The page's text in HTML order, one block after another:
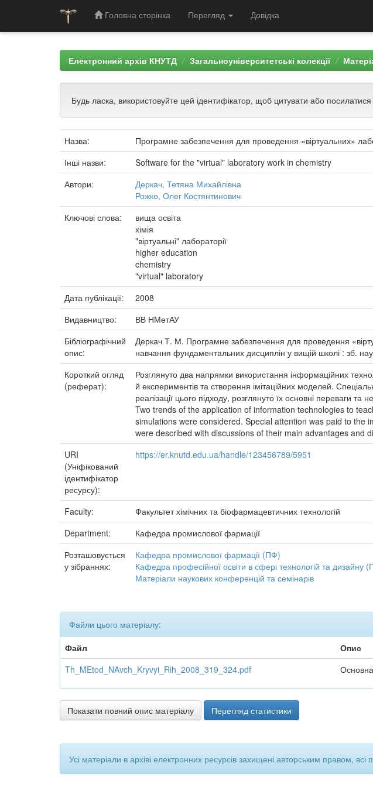
Головна сторінка Перегляд Довідка
Електронний архів КНУТД Загальноуніверситетські колекції
Будь ласка, використовуйте цей ідентифікатор, щоб цитувати або
Назва:
Програмне забезпечення для проведення «віртуальних»
Інші назви:
Software for the "virtual" laboratory work in chemistry
Автори:
Деркач, Тетяна Михайлівна
Рожко, Олег Костянтинович
Ключові слова:
вища освіта
хімія
"віртуальні" лабораторії
higher education
chemistry
"virtual" laboratory
Дата публікації:
2008
Видавництво:
ВВ НМетАУ
Бібліографічний
опис:
Деркач Т. М. Програмне забезпечення для проведення
навчання фундаментальних дисциплін у вищій школі : зб.
Короткий огляд
(реферат):
Розглянуто два напрямки використання інформаційних
й експериментів та створення імітаційних моделей.
реалізації цього підходу, розглянуто їх основні переваги
Two trends of the application of information technologies to
simulations were considered. Special attention was paid to the
were described with discussions of their main advantages and
URI
(Уніфікований
ідентифікатор
ресурсу):
https://er.knutd.edu.ua/handle/123456789/5951
Faculty:
Факультет хімічних та біофармацевтичних технологій
Department:
Кафедра промислової фармації
Розташовується
у зібраннях:
Кафедра промислової фармації (ПФ)
Кафедра професійної освіти в сфері технологій та дизайну
Матеріали наукових конференцій та семінарів
Файли цього матеріалу:
Файл
Опис
Th_MEtod_NAvch_Kryvyi_Rih_2008_319_324.pdf
Показати повний опис матеріалу Перегляд статистики
Усі матеріали в архіві електронних ресурсів захищені авторським правом, всі